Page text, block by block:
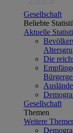
Gesellschaft
Beliebte
Aktuelle
Die
Gesellschaft
Themen
Weitere